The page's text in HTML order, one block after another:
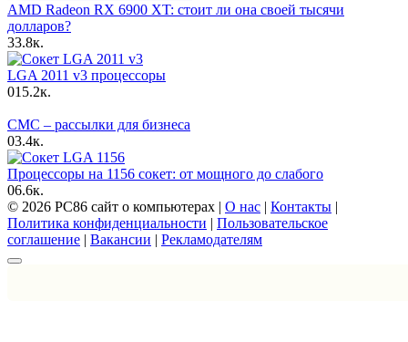
AMD Radeon RX 6900 XT: стоит ли она своей тысячи
долларов?
33.8к.
LGA 2011 v3 процессоры
015.2к.
СМС – рассылки для бизнеса
03.4к.
Процессоры на 1156 сокет: от мощного до слабого
06.6к.
© 2026 PC86 сайт о компьютерах | О нас | Контакты |
Политика конфиденциальности | Пользовательское
соглашение | Вакансии | Рекламодателям